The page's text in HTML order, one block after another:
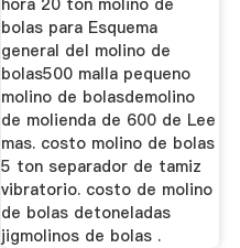
bolas para Esquema
general del molino de
bolas500 malla pequeno
molino de bolasdemolino
de molienda de 600 de Lee
mas. costo molino de bolas
5 ton separador de tamiz
vibratorio. costo de molino
de bolas detoneladas
jigmolinos de bolas .